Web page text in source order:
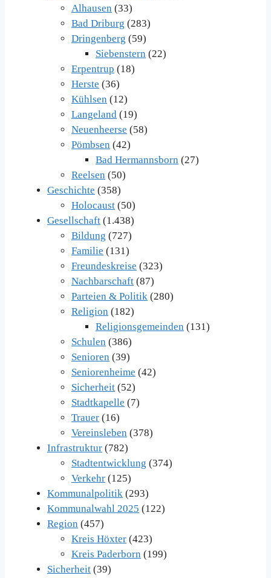
Alhausen (33)
Bad Driburg (283)
Dringenberg (59)
Siebenstern (22)
Erpentrup (18)
Herste (36)
Kühlsen (12)
Langeland (19)
Neuenheerse (58)
Pömbsen (42)
Bad Hermannsborn (27)
Reelsen (50)
Geschichte (358)
Holocaust (50)
Gesellschaft (1.438)
Bildung (727)
Familie (131)
Freundeskreise (323)
Nachbarschaft (87)
Parteien & Politik (280)
Religion (182)
Religionsgemeinden (131)
Schulen (386)
Senioren (39)
Seniorenheime (42)
Sicherheit (52)
Stadtkapelle (7)
Trauer (16)
Vereinsleben (378)
Infrastruktur (782)
Stadtentwicklung (374)
Verkehr (125)
Kommunalpolitik (293)
Kommunalwahl 2025 (122)
Region (457)
Kreis Höxter (423)
Kreis Paderborn (199)
Sicherheit (39)